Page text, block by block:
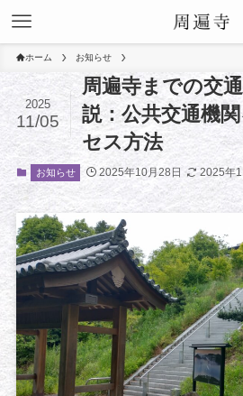
ホーム お知らせ
周遍寺までの交
説：公共交通機
セス方法
2025
11/05
お知らせ 2025年10月28日 2025年